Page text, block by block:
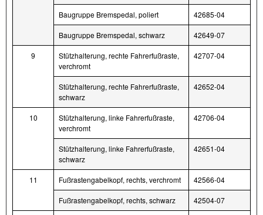
Baugruppe Bremspedal, poliert 42685-04
Baugruppe Bremspedal, schwarz 42649-07
9
Stützhalterung, rechte Fahrerfußraste,
verchromt
42707-04
Stützhalterung, rechte Fahrerfußraste,
schwarz
42652-04
10
Stützhalterung, linke Fahrerfußraste,
verchromt
42706-04
Stützhalterung, linke Fahrerfußraste,
schwarz
42651-04
11 Fußrastengabelkopf, rechts, verchromt 42566-04
Fußrastengabelkopf, rechts, schwarz 42504-07